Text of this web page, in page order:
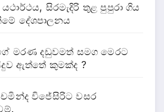
සිරමැදිරි තුළ පුපුරා ගිය
දේශපාලනය
මරණ දඩුවමත් සමග මෙරට
ඇත්තේ කුමක්ද ?
විජේසිරිට වසර